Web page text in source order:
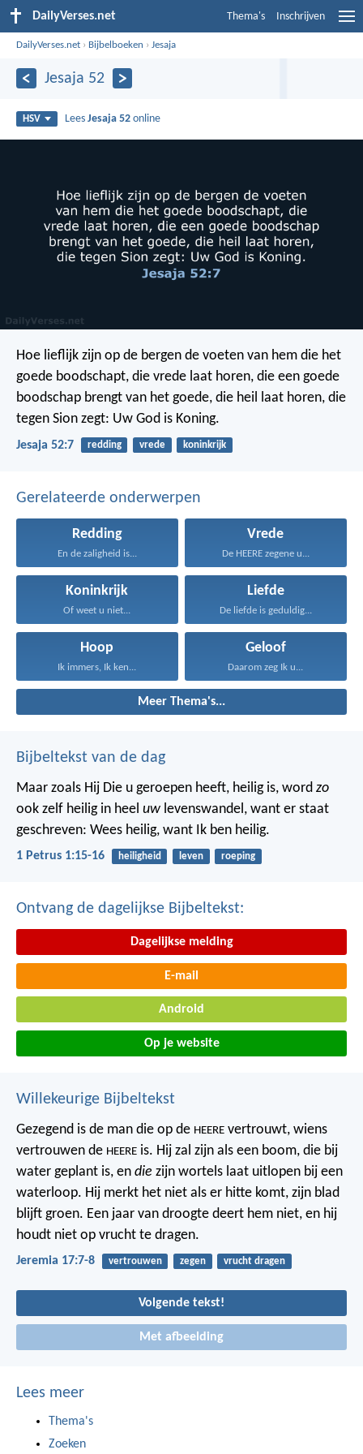
DailyVerses.net Thema's Inschrijven
DailyVerses.net › Bijbelboeken ›Jesaja
Jesaja 52
HSV LeesJesaja 52 online
Hoe lieflijk zijn op de bergen de voeten van hem die het
goede boodschapt, die vrede laat horen, die een goede
boodschap brengt van het goede, die heil laat horen, die
tegen Sion zegt: Uw God is Koning.
Jesaja 52:7 redding vrede koninkrijk
Gerelateerde onderwerpen
Redding
En de zaligheid is...
Vrede
De HEERE zegene u...
Koninkrijk
Of weet u niet...
Liefde
De liefde is geduldig...
Hoop
Ik immers, Ik ken...
Geloof
Daarom zeg Ik u...
Meer Thema's...
Bijbeltekst van de dag
Maar zoals Hij Die u geroepen heeft, heilig is, word zo
ook zelf heilig in heel uw levenswandel, want er staat
geschreven: Wees heilig, want Ik ben heilig.
1 Petrus 1:15-16 heiligheid leven roeping
Ontvang de dagelijkse Bijbeltekst:
Dagelijkse melding
E-mail
Android
Op je website
Willekeurige Bijbeltekst
Gezegend is de man die op de HEERE vertrouwt, wiens
vertrouwen de HEERE is. Hij zal zijn als een boom, die bij
water geplant is, en die zijn wortels laat uitlopen bij een
waterloop. Hij merkt het niet als er hitte komt, zijn blad
blijft groen. Een jaar van droogte deert hem niet, en hij
houdt niet op vrucht te dragen.
Jeremia 17:7-8 vertrouwen zegen vrucht dragen
Volgende tekst!
Met afbeelding
Lees meer
Thema's
Zoeken